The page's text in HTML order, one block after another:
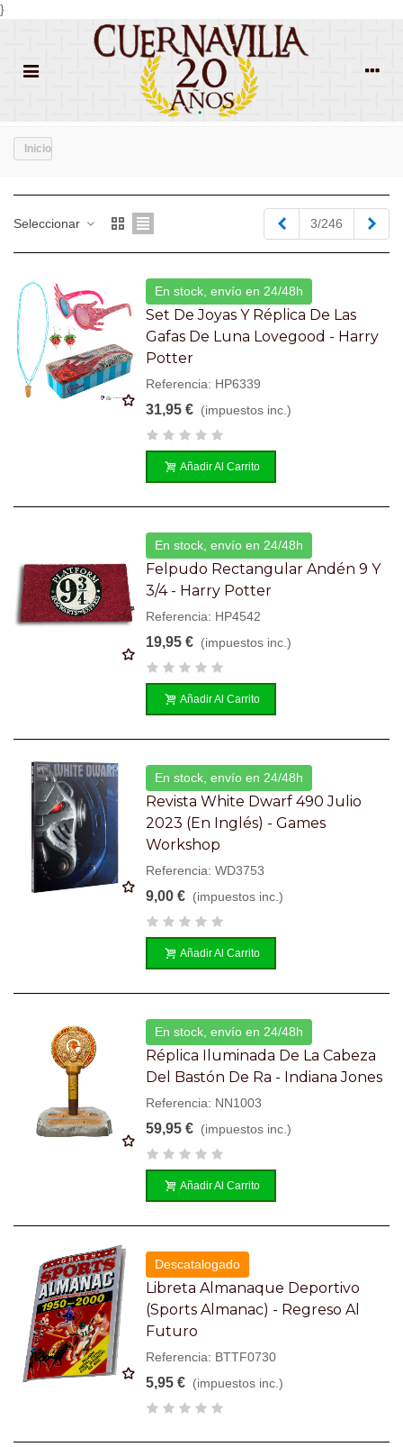
}
Inicio
Seleccionar Anterior
3/246
En stock, envío en 24/48h
Set De Joyas Y Réplica De Las
Gafas De Luna Lovegood - Harry
Potter
Referencia: HP6339
31,95 € (impuestos inc.)
Añadir Al Carrito
En stock, envío en 24/48h
Felpudo Rectangular Andén 9 Y
3/4 - Harry Potter
Referencia: HP4542
19,95 € (impuestos inc.)
Añadir Al Carrito
En stock, envío en 24/48h
Revista White Dwarf 490 Julio
2023 (en Inglés) - Games
Workshop
Referencia: WD3753
9,00 € (impuestos inc.)
Añadir Al Carrito
En stock, envío en 24/48h
Réplica Iluminada De La Cabeza
Del Bastón De Ra - Indiana Jones
Referencia: NN1003
59,95 € (impuestos inc.)
Añadir Al Carrito
Descatalogado
Libreta Almanaque Deportivo
(Sports Almanac) - Regreso Al
Futuro
Referencia: BTTF0730
5,95 € (impuestos inc.)